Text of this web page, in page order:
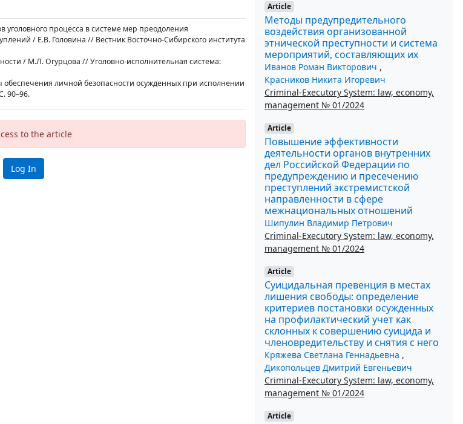
уголовного процесса в системе мер преодоления
/ Е.В. Головина // Вестник Восточно-Сибирского института
/ М.Л. Огурцова // Уголовно-исполнительная система:
личной безопасности осужденных при исполнении
90–96.
to the article
Log In
Article
Методы предупредительного
воздействия организованной
этнической преступности и система
мероприятий, составляющих их
Иванов Роман Викторович ,
Красников Никита Игоревич
Criminal-Executory System: law, economy,
management № 01/2024
Article
Повышение эффективности
деятельности органов внутренних
дел Российской Федерации по
предупреждению и пресечению
преступлений экстремистской
направленности в сфере
межнациональных отношений
Шипулин Владимир Петрович
Criminal-Executory System: law, economy,
management № 01/2024
Article
Суицидальная превенция в местах
лишения свободы: определение
критериев постановки осужденных
на профилактический учет как
склонных к совершению суицида и
членовредительству и снятия с него
Кряжева Светлана Геннадьевна ,
Дикопольцев Дмитрий Евгеньевич
Criminal-Executory System: law, economy,
management № 01/2024
Article